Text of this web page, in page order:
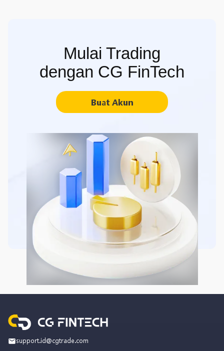
Mulai Trading
dengan CG FinTech
Buat Akun
support.id@cgtrade.com